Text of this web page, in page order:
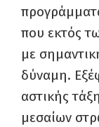
που εκτός
με
δύναμη.
αστικής
μεσαίων